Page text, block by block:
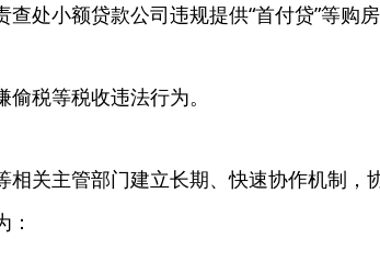
查处小额贷款公司违规提供“首付贷”等购
偷税等税收违法行为。
相关主管部门建立长期、快速协作机制